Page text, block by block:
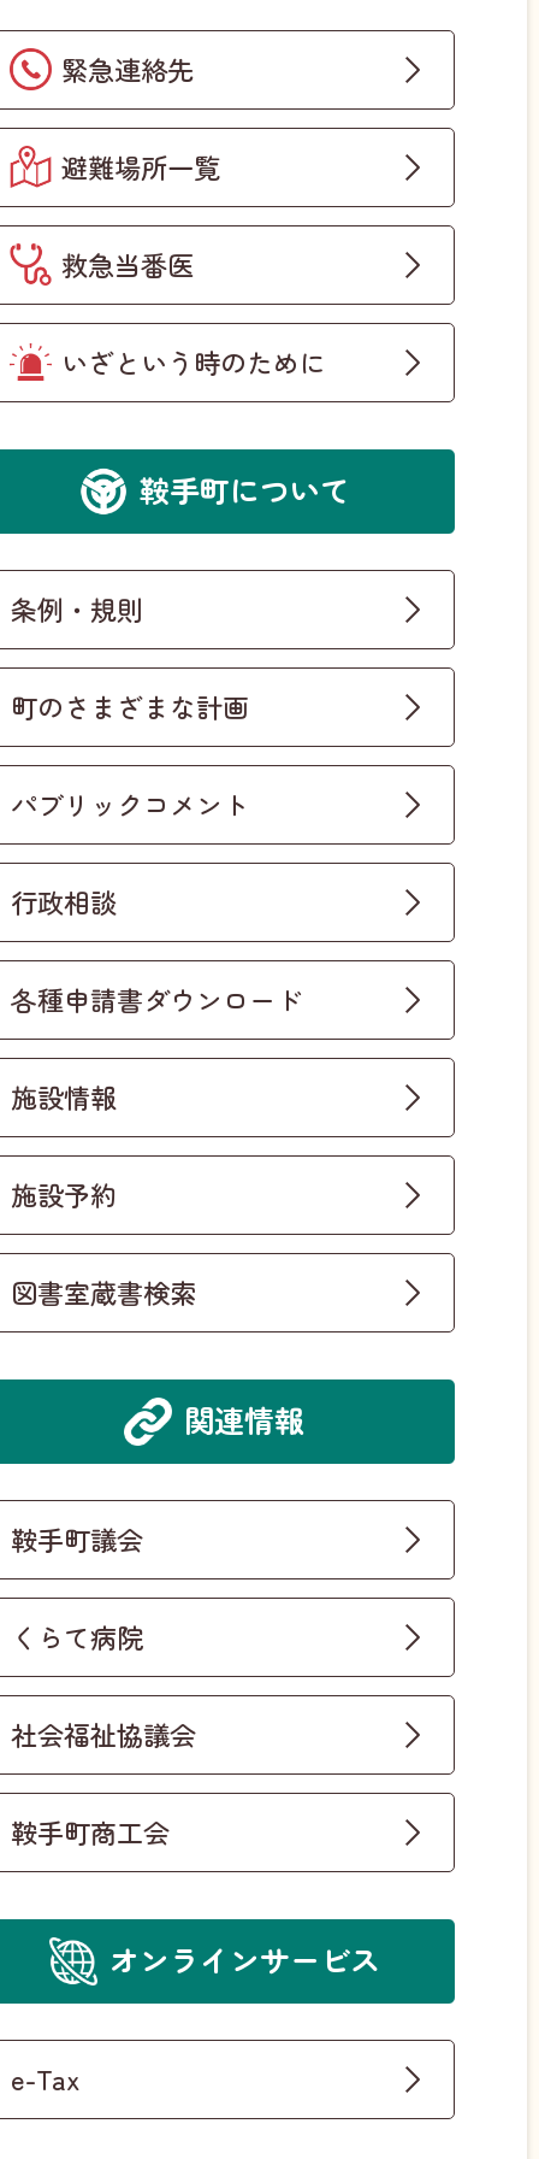
緊急連絡先
避難場所一覧
救急当番医
いざという時のために
鞍手町について
条例・規則
町のさまざまな計画
パブリックコメント
行政相談
各種申請書ダウンロード
施設情報
施設予約
図書室蔵書検索
関連情報
鞍手町議会
くらて病院
社会福祉協議会
鞍手町商工会
オンラインサービス
e-Tax